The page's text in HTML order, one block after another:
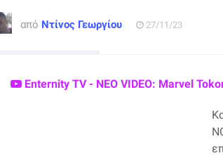
από Ντίνος Γεωργίου 27/11/23
Enternity TV - ΝΕΟ VIDEO: Marvel